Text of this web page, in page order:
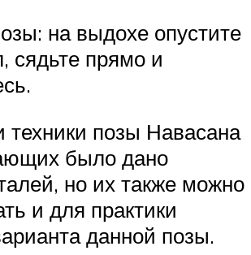
на выдохе опустите
сядьте прямо и
техники позы Навасана
было дано
но их также можно
и для практики
данной позы.